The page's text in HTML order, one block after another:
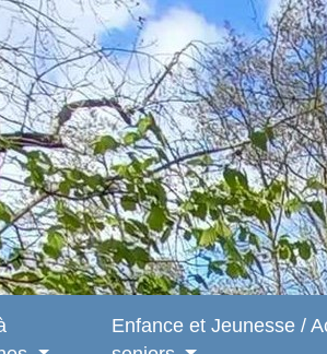
Enfance et Jeunesse /